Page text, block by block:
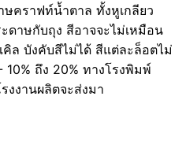
คราฟท์น้ำตาล ทั้งหูเกลียว
ดาษกับถุง สีอาจจะไม่เหมือน
คิล บังคับสีไม่ได้ สีแต่ละล็อตไม่
ถึง 20% ทางโรงพิมพ์
งงานผลิตจะส่งมา